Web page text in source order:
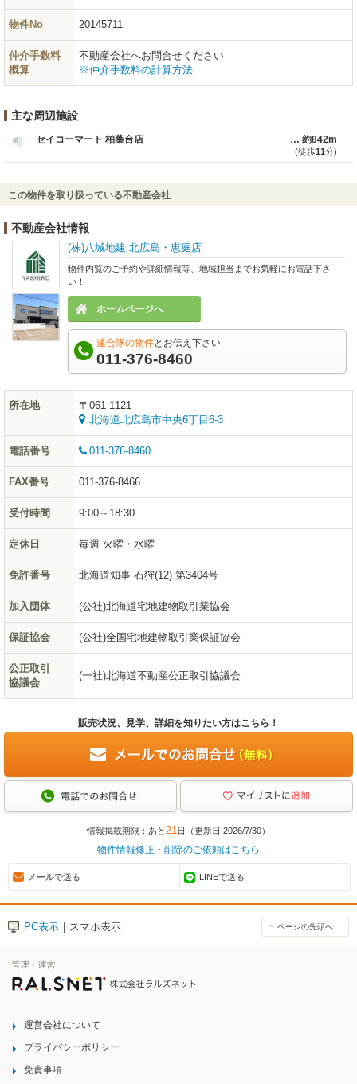
物件No 20145711
仲介手数料
概算
不動産会社へお問合せください
※仲介手数料の計算方法
主な周辺施設
セイコーマート 柏葉台店 約842m
(徒歩11分)
この物件を取り扱っている不動産会社
不動産会社情報
(株)八城地建 北広島・恵庭店
物件内覧のご予約や詳細情報等、地域担当までお気軽にお電話下さ
い！
ホームページへ
連合隊の物件とお伝え下さい
011-376-8460
所在地
〒061-1121
北海道北広島市中央6丁目6-3
電話番号 011-376-8460
FAX番号 011-376-8466
受付時間 9:00～18:30
定休日 毎週 火曜・水曜
免許番号 北海道知事 石狩(12) 第3404号
加入団体 (公社)北海道宅地建物取引業協会
保証協会 (公社)全国宅地建物取引業保証協会
公正取引
協議会
(一社)北海道不動産公正取引協議会
販売状況、見学、詳細を知りたい方はこちら！
情報掲載期限：あと 21 日（更新日 2026/7/30）
物件情報修正・削除のご依頼はこちら
メールで送る LINEで送る
PC表示 ｜スマホ表示 ページの先頭へ
運営会社について
プライバシーポリシー
免責事項